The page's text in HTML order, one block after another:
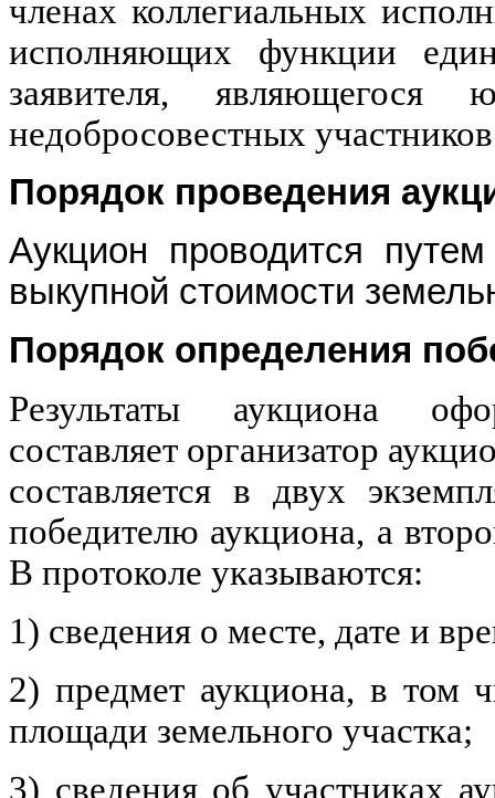
членах коллегиальных
исполняющих функции
заявителя,
недобросовестных
Порядок проведения
Аукцион проводится
выкупной стоимости
Порядок определения
Результаты аукциона
составляет организатор
составляется в двух
победителю аукциона, а
В протоколе указываются:
1) сведения о месте, дате и
2) предмет аукциона, в том
площади земельного участка;
3) сведения об участниках